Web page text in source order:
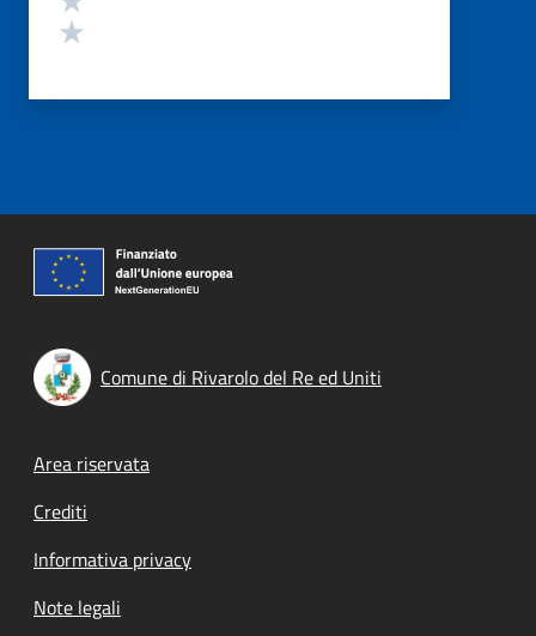
Comune di Rivarolo del Re ed Uniti
Footer menu
Area riservata
Crediti
Informativa privacy
Note legali